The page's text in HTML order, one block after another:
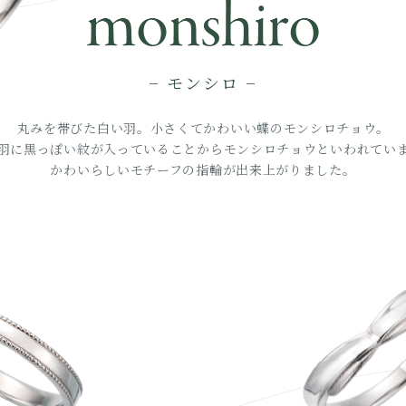
− モンシロ −
丸みを帯びた白い羽。小さくてかわいい蝶のモンシロチョウ。
に黒っぽい紋が入っていることからモンシロチョウといわれてい
かわいらしいモチーフの指輪が出来上がりました。